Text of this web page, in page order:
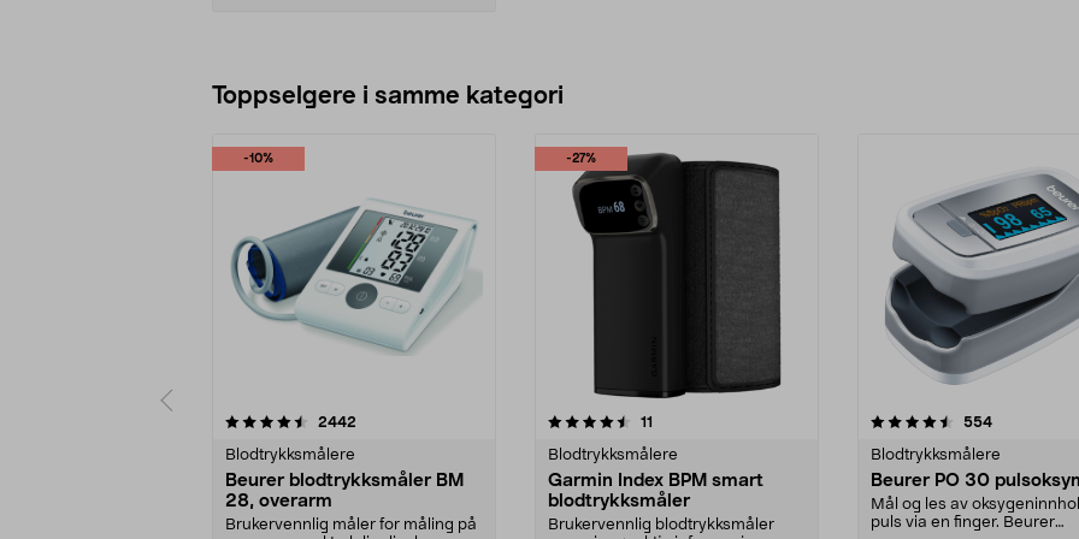
Toppselgere i samme kategori
-10%
2442
Blodtrykksmålere
Beurer blodtrykksmåler BM
28, overarm
Brukervennlig måler for måling på
-27%
4.5 av 5 stjerner 11
Blodtrykksmålere
Garmin Index BPM smart
blodtrykksmåler
Brukervennlig blodtrykksmåler
4.5 av 5 stjerner 554anmeldelser
Blodtrykksmålere
Beurer PO 30
Mål og les av
puls via en finger. Beurer
4.0 av 5 stjerner